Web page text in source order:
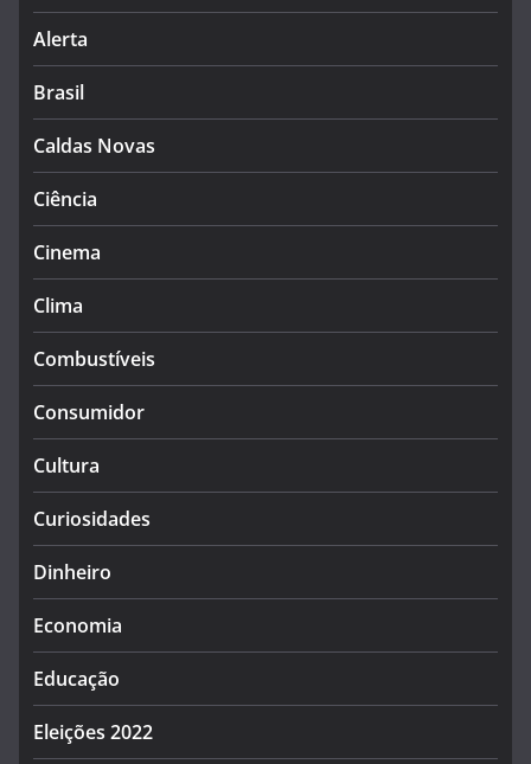
Alerta
Brasil
Caldas Novas
Ciência
Cinema
Clima
Combustíveis
Consumidor
Cultura
Curiosidades
Dinheiro
Economia
Educação
Eleições 2022